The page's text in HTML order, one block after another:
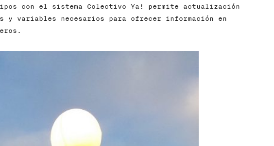
con el sistema Colectivo Ya! permite actualización
y variables necesarios para ofrecer información en